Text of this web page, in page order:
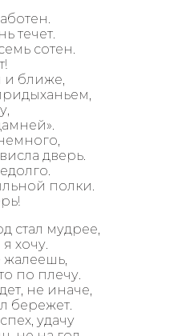
течет.
сотен.
и ближе,
дверь.
полки.
стал мудрее,
хочу.
жалеешь,
по плечу.
не иначе,
бережет.
удачу